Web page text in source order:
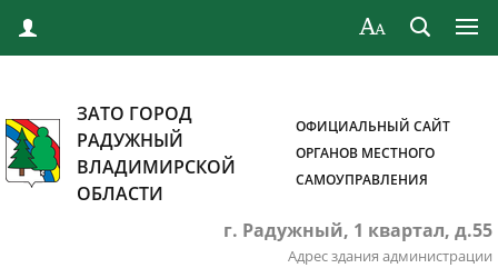
ЗАТО ГОРОД
РАДУЖНЫЙ
ВЛАДИМИРСКОЙ
ОБЛАСТИ
ОФИЦИАЛЬНЫЙ САЙТ
ОРГАНОВ МЕСТНОГО
САМОУПРАВЛЕНИЯ
г. Радужный, 1 квартал, д.55
Адрес здания администрации